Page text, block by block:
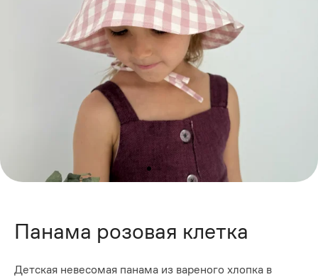
Панама розовая клетка
Детская невесомая панама из вареного хлопка в